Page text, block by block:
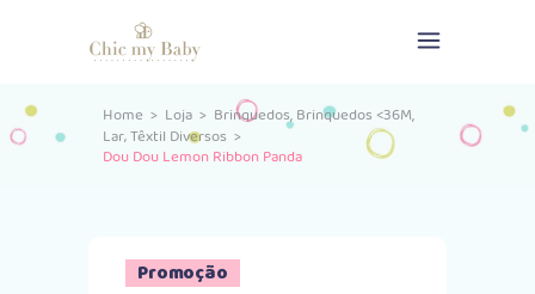
Home > Loja > Brinquedos,Brinquedos <36M,
Lar,Têxtil Diversos >
Dou Dou Lemon Ribbon Panda
Promoção